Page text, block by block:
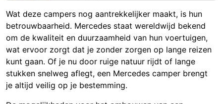
Wat deze campers nog aantrekkelijker maakt, is hun
betrouwbaarheid. Mercedes staat wereldwijd bekend
om de kwaliteit en duurzaamheid van hun voertuigen,
wat ervoor zorgt dat je zonder zorgen op lange reizen
kunt gaan. Of je nu door ruige natuur rijdt of lange
stukken snelweg aflegt, een Mercedes camper brengt
je altijd veilig op je bestemming.